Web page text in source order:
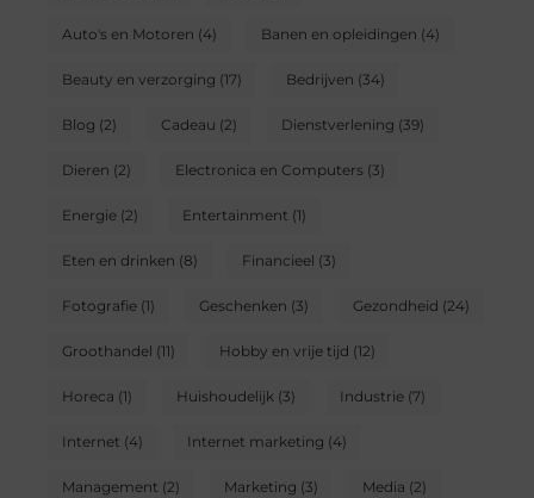
Auto's en Motoren (4) Banen en opleidingen (4)
Beauty en verzorging (17) Bedrijven (34)
Blog (2) Cadeau (2) Dienstverlening (39)
Dieren (2) Electronica en Computers(3)
Energie(2) Entertainment (1)
Eten en drinken (8) Financieel (3)
Fotografie(1) Geschenken (3) Gezondheid (24)
Groothandel (11) Hobby en vrije tijd (12)
Horeca (1) Huishoudelijk(3) Industrie(7)
Internet (4) Internet marketing (4)
Management (2) Marketing (3) Media (2)